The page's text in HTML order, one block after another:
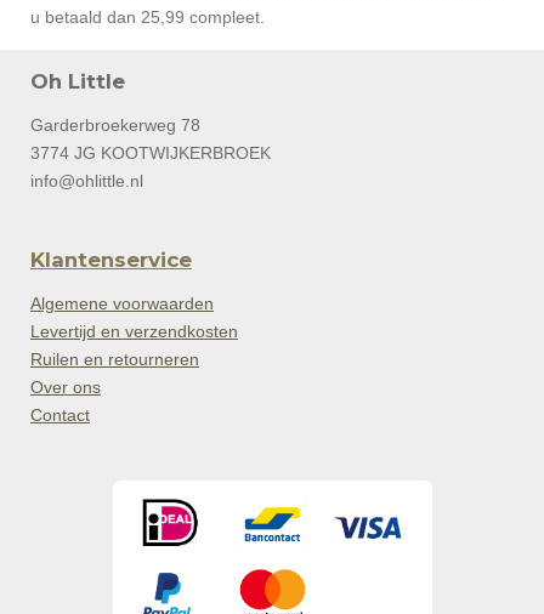
u betaald dan 25,99 compleet.
Oh Little
Garderbroekerweg 78
3774 JG KOOTWIJKERBROEK
info@ohlittle.nl
Klantenservice
Algemene voorwaarden
Levertijd en verzendkosten
Ruilen en retourneren
Over ons
Contact